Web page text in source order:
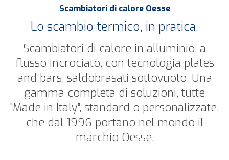
Scambiatori di calore Oesse
Lo scambio termico, in pratica.
Scambiatori di calore in alluminio, a
flusso incrociato, con tecnologia plates
and bars, saldobrasati sottovuoto. Una
gamma completa di soluzioni, tutte
“Made in Italy”, standard o personalizzate,
che dal 1996 portano nel mondo il
marchio Oesse.